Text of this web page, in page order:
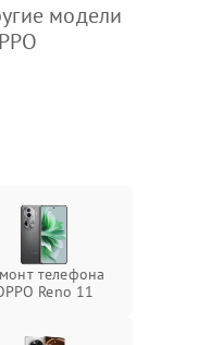
модели
телефона
Reno 11